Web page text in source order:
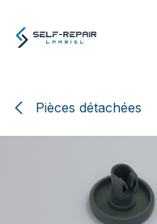
Pièces détachées